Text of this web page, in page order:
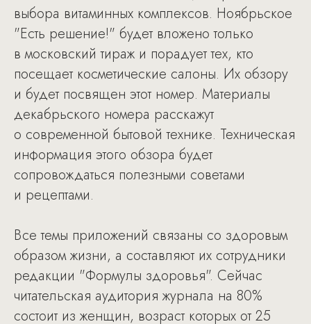
выбора витаминных комплексов. Ноябрьское
"Есть решение!" будет вложено только
в московский тираж и порадует тех, кто
посещает косметические салоны. Их обзору
и будет посвящен этот номер. Материалы
декабрьского номера расскажут
о современной бытовой технике. Техническая
информация этого обзора будет
сопровождаться полезными советами
и рецептами.
Все темы приложений связаны со здоровым
образом жизни, а составляют их сотрудники
редакции "Формулы здоровья". Сейчас
читательская аудитория журнала на 80%
состоит из женщин, возраст которых от 25